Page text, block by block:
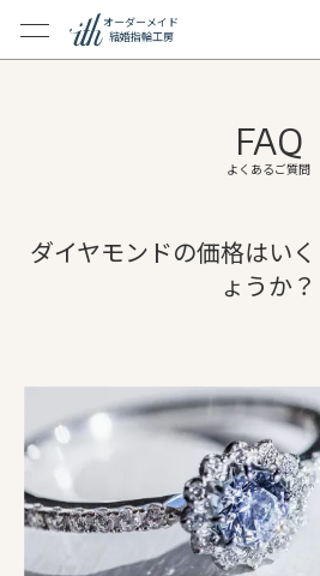
オーダーメイド
結婚指輪工房
よくあるご質問
FAQ
ダイヤモンドの価格はい
ょうか？